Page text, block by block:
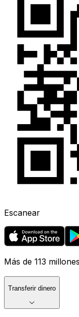
Escanear
Más de 113
Transferir dinero